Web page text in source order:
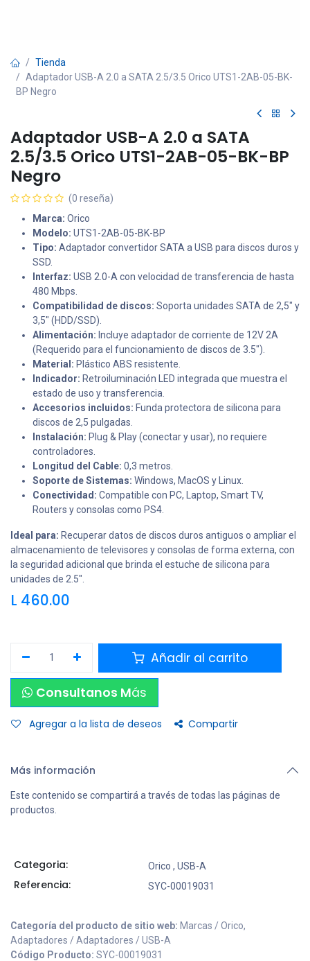
Tienda
Adaptador USB-A 2.0 a SATA 2.5/3.5 Orico UTS1-2AB-05-BK-
BP Negro
Adaptador USB-A 2.0 a SATA
2.5/3.5 Orico UTS1-2AB-05-BK-BP
Negro
(0 reseña)
Marca: Orico
Modelo: UTS1-2AB-05-BK-BP
Tipo: Adaptador convertidor SATA a USB para discos duros y
SSD.
Interfaz: USB 2.0-A con velocidad de transferencia de hasta
480 Mbps.
Compatibilidad de discos: Soporta unidades SATA de 2,5" y
3,5" (HDD/SSD).
Alimentación: Incluye adaptador de corriente de 12V 2A
(Requerido para el funcionamiento de discos de 3.5").
Material: Plástico ABS resistente.
Indicador: Retroiluminación LED integrada que muestra el
estado de uso y transferencia.
Accesorios incluidos: Funda protectora de silicona para
discos de 2,5 pulgadas.
Instalación: Plug & Play (conectar y usar), no requiere
controladores.
Longitud del Cable: 0,3 metros.
Soporte de Sistemas: Windows, MacOS y Linux.
Conectividad: Compatible con PC, Laptop, Smart TV,
Routers y consolas como PS4.
Ideal para: Recuperar datos de discos duros antiguos o ampliar el
almacenamiento de televisores y consolas de forma externa, con
la seguridad adicional que brinda el estuche de silicona para
unidades de 2.5".
L 460.00
Añadir al carrito
Consultanos Más
Agregar a la lista de deseos Compartir
Más información
Este contenido se compartirá a través de todas las páginas de
productos.
Categoria: Orico , USB-A
Referencia: SYC-00019031
Categoría del producto de sitio web: Marcas / Orico,
Adaptadores / Adaptadores / USB-A
Código Producto: SYC-00019031